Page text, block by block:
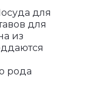
для
для
из
рода